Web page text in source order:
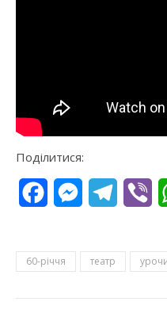
Поділитися:
FacebookMessenger
60-річчя театр